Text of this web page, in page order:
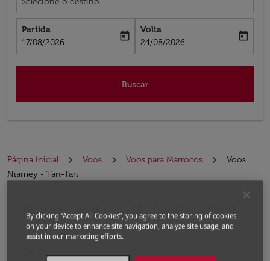
Partida
fc-booking-departure-date-aria-label
17/08/2026
today
Volta
fc-booking-return-date-aria-label
24/08/2026
today
Buscar
Página inicial Voos Voos para Marrocos
Voos
Niamey - Tan-Tan
Reserve seu voo de Niamey para
Tan-Tan
By clicking “Accept All Cookies”, you agree to the storing of cookies
on your device to enhance site navigation, analyze site usage, and
assist in our marketing efforts.